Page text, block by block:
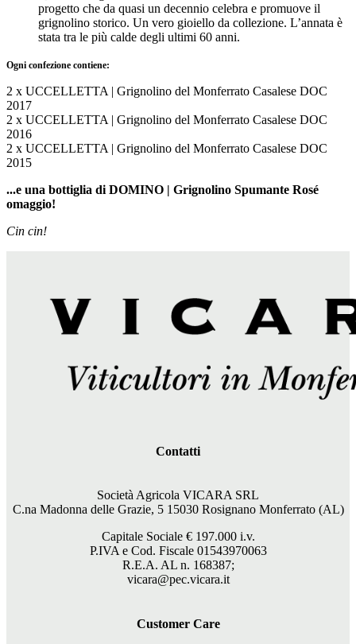
progetto che da quasi un decennio celebra e promuove il
grignolino storico. Un vero gioiello da collezione. L’annata è
stata tra le più calde degli ultimi 60 anni.
Ogni confezione contiene:
2 x UCCELLETTA | Grignolino del Monferrato Casalese DOC
2017
2 x UCCELLETTA | Grignolino del Monferrato Casalese DOC
2016
2 x UCCELLETTA | Grignolino del Monferrato Casalese DOC
2015
...e una bottiglia di DOMINO | Grignolino Spumante Rosé
omaggio!
Cin cin!
Contatti
Società Agricola VICARA SRL
C.na Madonna delle Grazie, 5 15030 Rosignano Monferrato (AL)
Capitale Sociale € 197.000i.v.
P.IVA e Cod. Fiscale 01543970063
R.E.A. AL n. 168387;
vicara@pec.vicara.it
Customer Care